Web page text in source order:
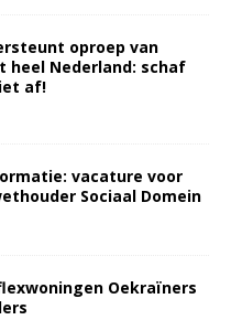
oproep van
heel Nederland: schaf
af!
vacature voor
Sociaal Domein
Oekraïners